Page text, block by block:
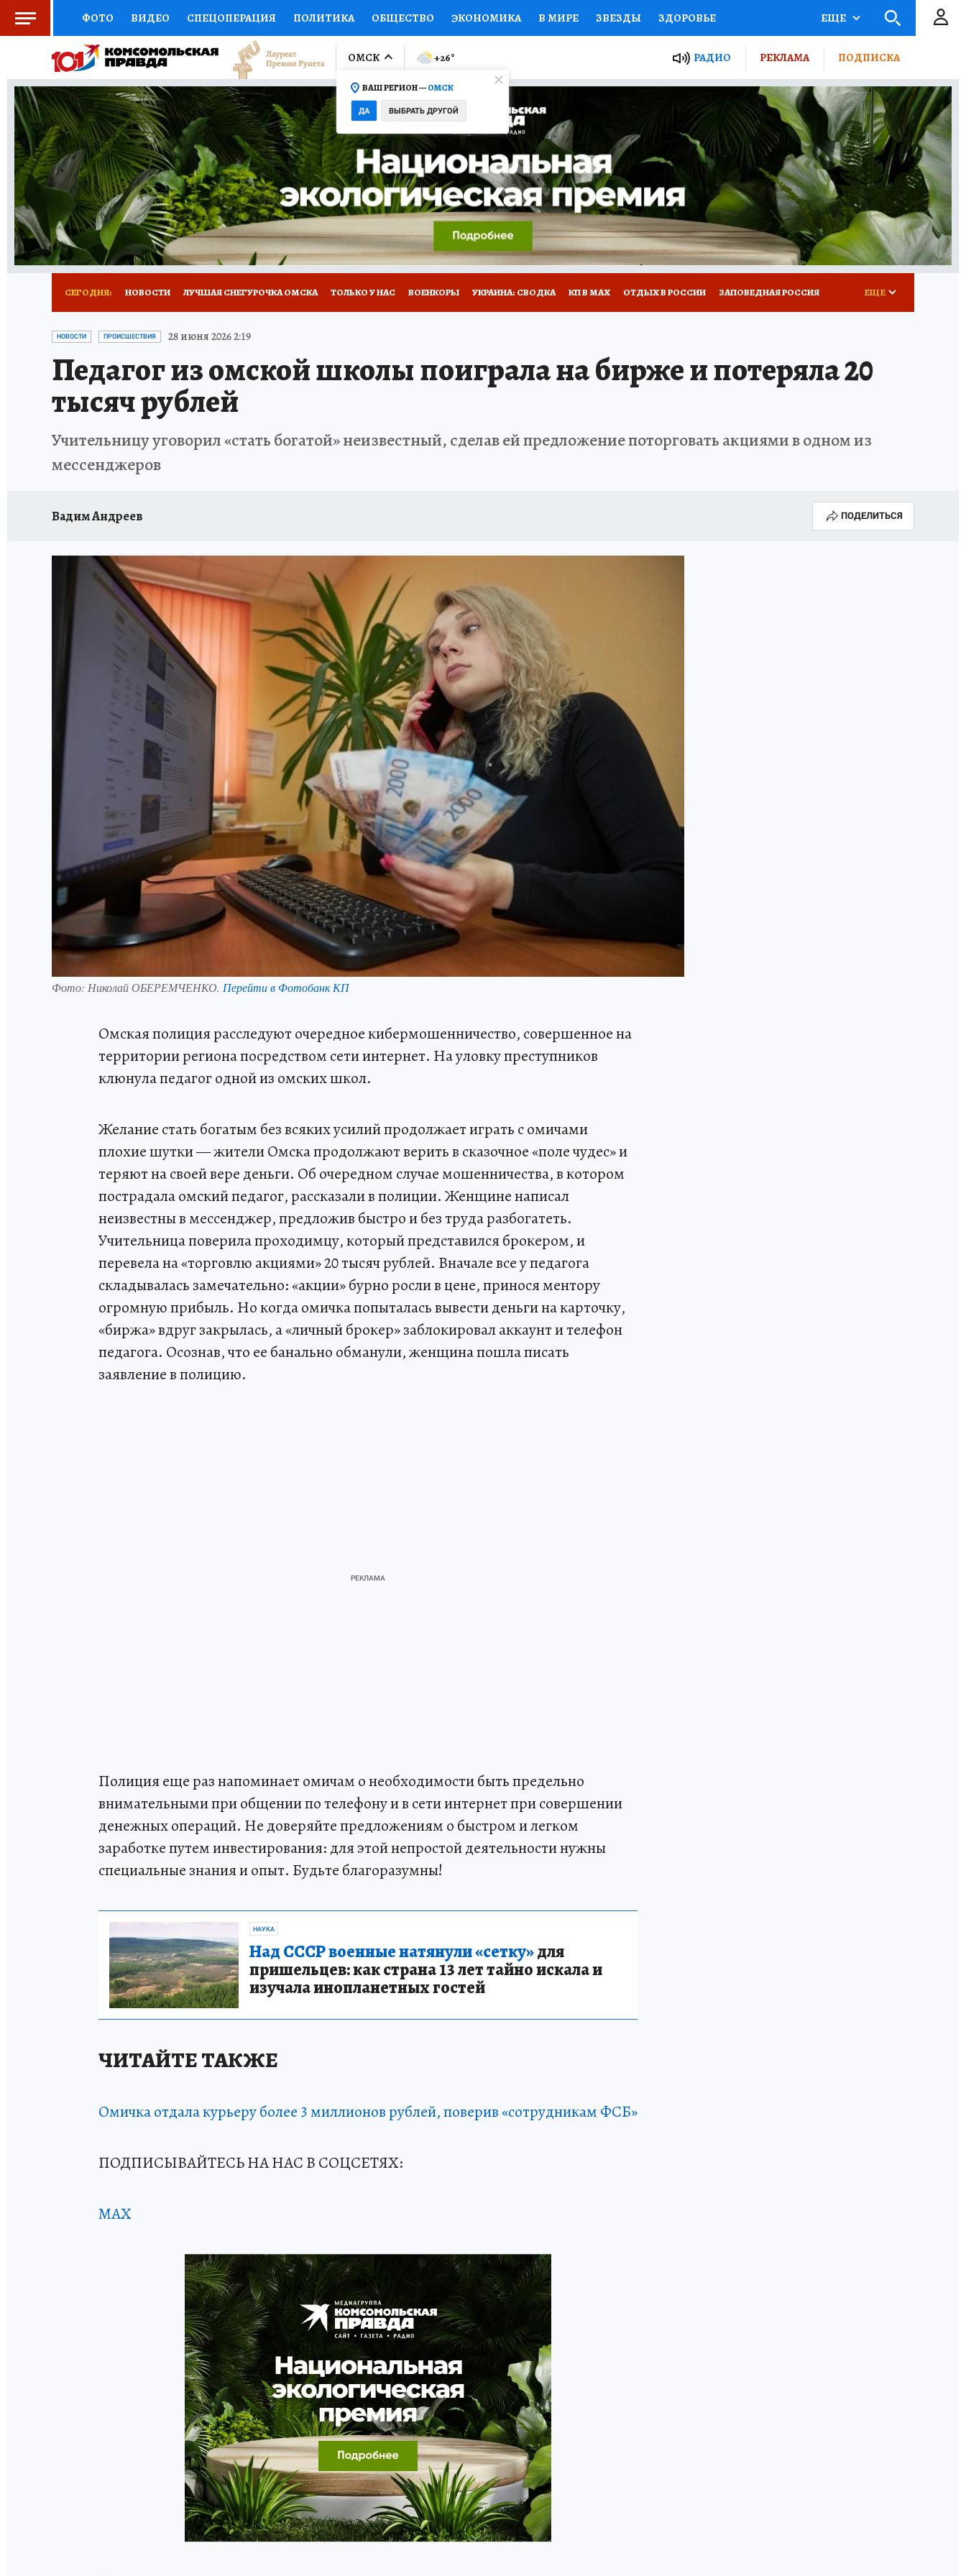
ФОТО ВИДЕО СПЕЦОПЕРАЦИЯ ПОЛИТИКА ОБЩЕСТВО ЭКОНОМИКА В МИРЕ ЗВЕЗДЫ ЗДОРОВЬЕ
СОЦПОДДЕРЖКА НАУКА СПОРТ КОЛУМНИСТЫ ПРОИСШЕСТВИЯ НАЦИОНАЛЬНЫЕ ПРОЕКТЫ РОССИИ
ВЫБОР ЭКСПЕРТОВ ДОКТОР ФИНАНСЫ ОТКРЫВАЕМ МИР СЕМЬЯ ЖЕНСКИЕ СЕКРЕТЫ ПУТЕВОДИТЕЛЬ
КНИЖНАЯ ПОЛКА ПРОГНОЗЫ НА СПОРТ ПРОМОКОДЫ СЕРИАЛЫ СПЕЦПРОЕКТЫ ДЕФИЦИТ ЖЕЛЕЗА ТУРИЗМ
ПРЕСС-ЦЕНТР НЕДВИЖИМОСТЬ ТЕЛЕВИЗОР КОЛЛЕКЦИИ КОНКУРСЫ РАБОТА У НАС ГИД ПОТРЕБИТЕЛЯ ВСЕ О КП
РАДИО КП РЕКЛАМА ТЕСТЫ НОВОЕ НА САЙТЕ
ЕЩЕ
ОМСК
ВАШ РЕГИОН —ОМСК
ДА ВЫБРАТЬ ДРУГОЙ
+26° РАДИО РЕКЛАМА ПОДПИСКА
СЕГОДНЯ: НОВОСТИ ЛУЧШАЯ СНЕГУРОЧКА ОМСКА ТОЛЬКО У НАС ВОЕНКОРЫ УКРАИНА: СВОДКА КП В МАХ ОТДЫХ В РОССИИ ЗАПОВЕДНАЯ РОССИЯ
ПРОИСШЕСТВИЯ АФИША
ЕЩЕ
НОВОСТИ ПРОИСШЕСТВИЯ 28 июня 2026 2:19
Педагог из омской школы поиграла на бирже и потеряла 20
тысяч рублей
Учительницу уговорил «стать богатой» неизвестный, сделав ей предложение поторговать акциями в одном из
мессенджеров
Вадим Андреев ПОДЕЛИТЬСЯ
Фото: Николай ОБЕРЕМЧЕНКО. Перейти в Фотобанк КП
Омская полиция расследуют очередное кибермошенничество, совершенное на
территории региона посредством сети интернет. На уловку преступников
клюнула педагог одной из омских школ.
Желание стать богатым без всяких усилий продолжает играть с омичами
плохие шутки — жители Омска продолжают верить в сказочное «поле чудес» и
теряют на своей вере деньги. Об очередном случае мошенничества, в котором
пострадала омский педагог, рассказали в полиции. Женщине написал
неизвестны в мессенджер, предложив быстро и без труда разбогатеть.
Учительница поверила проходимцу, который представился брокером, и
перевела на «торговлю акциями» 20 тысяч рублей. Вначале все у педагога
складывалась замечательно: «акции» бурно росли в цене, принося ментору
огромную прибыль. Но когда омичка попыталась вывести деньги на карточку,
«биржа» вдруг закрылась, а «личный брокер» заблокировал аккаунт и телефон
педагога. Осознав, что ее банально обманули, женщина пошла писать
заявление в полицию.
Полиция еще раз напоминает омичам о необходимости быть предельно
внимательными при общении по телефону и в сети интернет при совершении
денежных операций. Не доверяйте предложениям о быстром и легком
заработке путем инвестирования: для этой непростой деятельности нужны
специальные знания и опыт. Будьте благоразумны!
НАУКА
Над СССР военные натянули «сетку»для
пришельцев: как страна 13 лет тайно искала и
изучала инопланетных гостей
ЧИТАЙТЕ ТАКЖЕ
Омичка отдала курьеру более 3 миллионов рублей, поверив «сотрудникам ФСБ»
ПОДПИСЫВАЙТЕСЬ НА НАС В СОЦСЕТЯХ:
MAX